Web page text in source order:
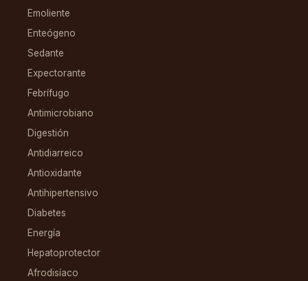
Emoliente
Enteógeno
Sedante
Expectorante
Febrífugo
Antimicrobiano
Digestión
Antidiarreico
Antioxidante
Antihipertensivo
Diabetes
Energía
Hepatoprotector
Afrodisíaco